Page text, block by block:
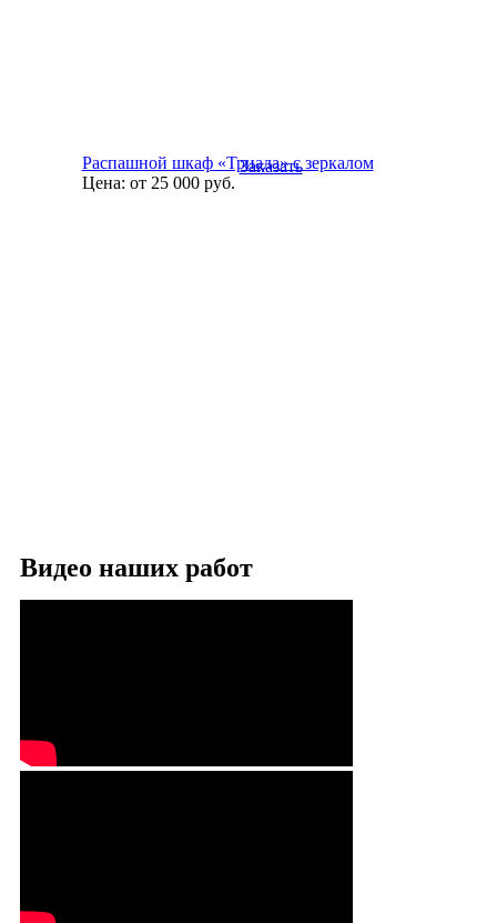
Распашной шкаф «Триада» с зеркалом
Цена: от 25 000руб.
Заказать
Видео наших работ